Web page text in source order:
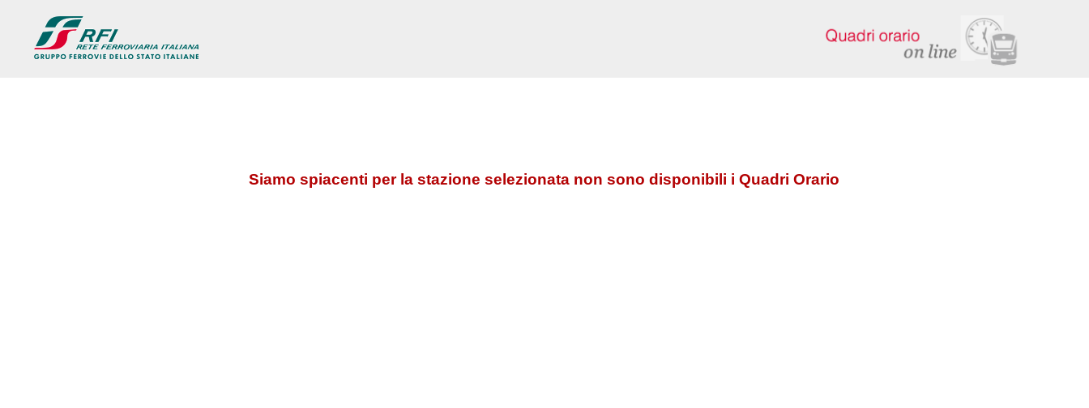
Siamo spiacenti per la stazione selezionata non sono disponibili i Quadri Orario